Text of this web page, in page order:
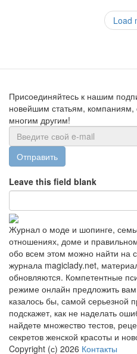
Load
Присоединяйтесь к нашим
новейшим статьям, компаниям,
многим другим!
Отправить
Leave this field blank
Журнал о моде и шопинге,
отношениях, доме и
обо всем этом можно найти на
журнала magiclady.net,
обновляются. Компетентные
режиме онлайн предложить
казалось бы, самой серьезной
подскажет, как не наделать
найдете множество тестов,
секретов женской красоты и
Copyright (с) 2026 Контакты